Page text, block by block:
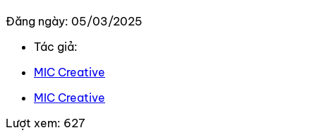
Đăng ngày: 05/03/2025
Tác giả:
MIC Creative
MIC Creative
Lượt xem: 627